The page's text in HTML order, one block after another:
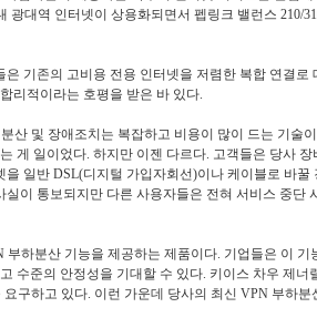
광대역 인터넷이 상용화되면서 펩링크 밸런스 210/
기존의 고비용 전용 인터넷을 저렴한 복합 연결
리적이라는 호평을 받은 바 있다.
산 및 장애조치는 복잡하고 비용이 많이 드는 기술
게 일이었다. 하지만 이젠 다르다. 고객들은 당사
일반 DSL(디지털 가입자회선)이나 케이블로 바
이 통보되지만 다른 사용자들은 전혀 서비스 중단
하분산 기능을 제공하는 제품이다. 기업들은 이
수준의 안정성을 기대할 수 있다. 키이스 차우 제
구하고 있다. 이런 가운데 당사의 최신 VPN 부하